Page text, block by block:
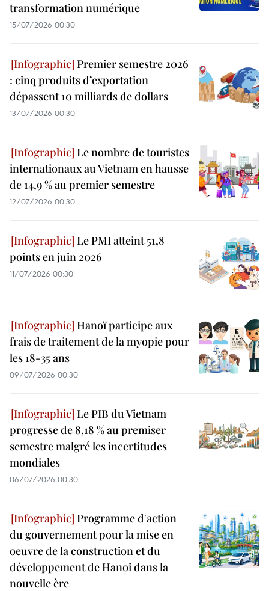
transformation numérique
15/07/2026 00:30
Premier semestre 2026
: cinq produits d’exportation
dépassent 10 milliards de dollars
13/07/2026 00:30
Le nombre de touristes
internationaux au Vietnam en hausse
de 14,9 % au premier semestre
12/07/2026 00:30
Le PMI atteint 51,8
points en juin 2026
11/07/2026 00:30
Hanoï participe aux
frais de traitement de la myopie pour
les 18-35 ans
09/07/2026 00:30
Le PIB du Vietnam
progresse de 8,18 % au premiser
semestre malgré les incertitudes
mondiales
06/07/2026 00:30
Programme d'action
du gouvernement pour la mise en
oeuvre de la construction et du
développement de Hanoi dans la
nouvelle ère